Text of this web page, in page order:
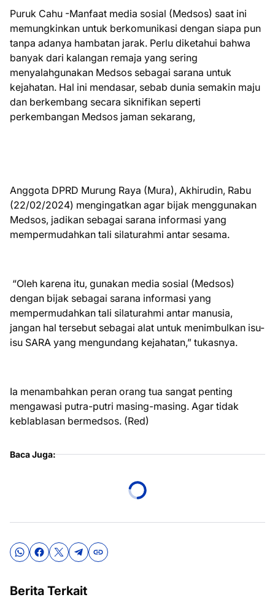
Puruk Cahu -Manfaat media sosial (Medsos) saat ini
memungkinkan untuk berkomunikasi dengan siapa pun
tanpa adanya hambatan jarak. Perlu diketahui bahwa
banyak dari kalangan remaja yang sering
menyalahgunakan Medsos sebagai sarana untuk
kejahatan. Hal ini mendasar, sebab dunia semakin maju
dan berkembang secara siknifikan seperti
perkembangan Medsos jaman sekarang,
Anggota DPRD Murung Raya (Mura), Akhirudin, Rabu
(22/02/2024) mengingatkan agar bijak menggunakan
Medsos, jadikan sebagai sarana informasi yang
mempermudahkan tali silaturahmi antar sesama.
“Oleh karena itu, gunakan media sosial (Medsos)
dengan bijak sebagai sarana informasi yang
mempermudahkan tali silaturahmi antar manusia,
jangan hal tersebut sebagai alat untuk menimbulkan isu-
isu SARA yang mengundang kejahatan,” tukasnya.
Ia menambahkan peran orang tua sangat penting
mengawasi putra-putri masing-masing. Agar tidak
keblablasan bermedsos. (Red)
Baca Juga:
Berita Terkait